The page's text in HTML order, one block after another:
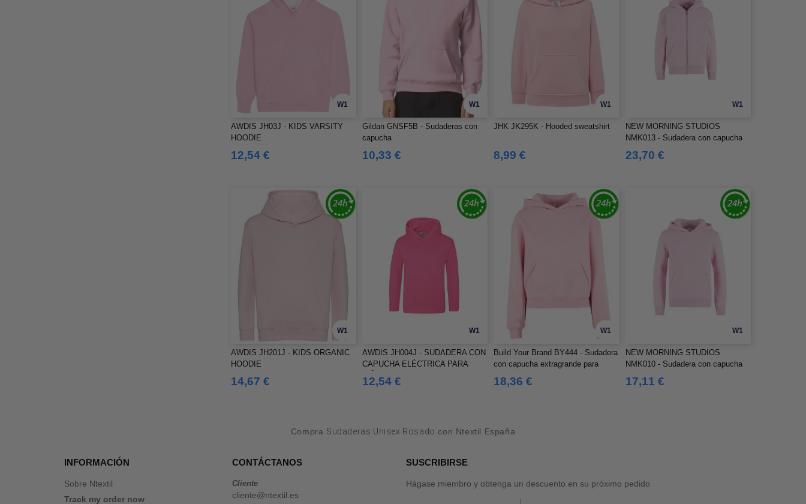
W1
AWDIS JH03J - KIDS VARSITY
HOODIE
12,54 €
W1
Gildan GNSF5B - Sudaderas con
capucha
10,33 €
W1
JHK JK295K - Hooded sweatshirt
8,99 €
W1
NEW MORNING STUDIOS
NMK013 - Sudadera con capucha
para niños con cremallera
23,70 €
W1
AWDIS JH201J - KIDS ORGANIC
HOODIE
14,67 €
W1
AWDIS JH004J - SUDADERA CON
CAPUCHA ELÉCTRICA PARA
NIÑOS
12,54 €
W1
Build Your Brand BY444 - Sudadera
con capucha extragrande para
mujer
18,36 €
W1
NEW MORNING STUDIOS
NMK010 - Sudadera con capucha
para niños
17,11 €
Compra Sudaderas Unisex Rosado con Ntextil España
INFORMACIÓN
Sobre Ntextil
Track my order now
CONTÁCTANOS
Cliente
cliente@ntextil.es
SUSCRIBIRSE
Hágase miembro y obtenga un descuento en su próximo pedido